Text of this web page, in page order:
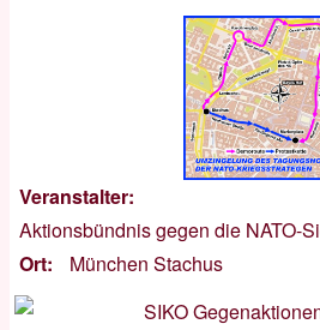
Veranstalter
Aktionsbündnis gegen die NATO-
Ort
München Stachus